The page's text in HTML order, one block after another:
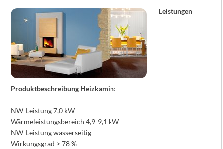
Leistungen
Produktbeschreibung Heizkamin:
NW-Leistung 7,0 kW
Wärmeleistungsbereich 4,9-9,1 kW
NW-Leistung wasserseitig -
Wirkungsgrad > 78 %